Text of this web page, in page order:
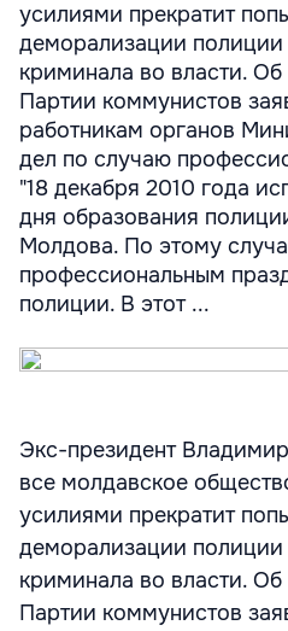
усилиями прекратит
деморализации полиции
криминала во власти.
Партии коммунистов
работникам органов
дел по случаю
"18 декабря 2010 года
дня образования
Молдова. По этому
профессиональным
полиции. В этот ...
Экс-президент
все молдавское
усилиями прекратит
деморализации полиции
криминала во власти.
Партии коммунистов